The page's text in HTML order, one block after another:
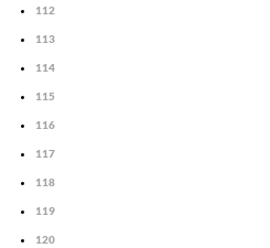
112
113
114
115
116
117
118
119
120